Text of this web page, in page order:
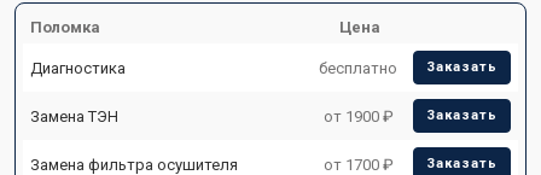
Поломка Цена
Диагностика бесплатно Заказать
Замена ТЭН от 1900 ₽ Заказать
Замена фильтра осушителя от 1700 ₽ Заказать